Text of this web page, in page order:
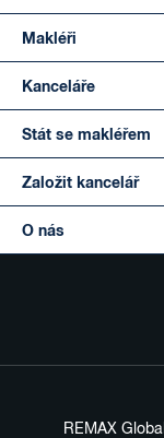
Makléři
Kanceláře
Stát se makléřem
Založit kancelář
O nás
REMAX Global